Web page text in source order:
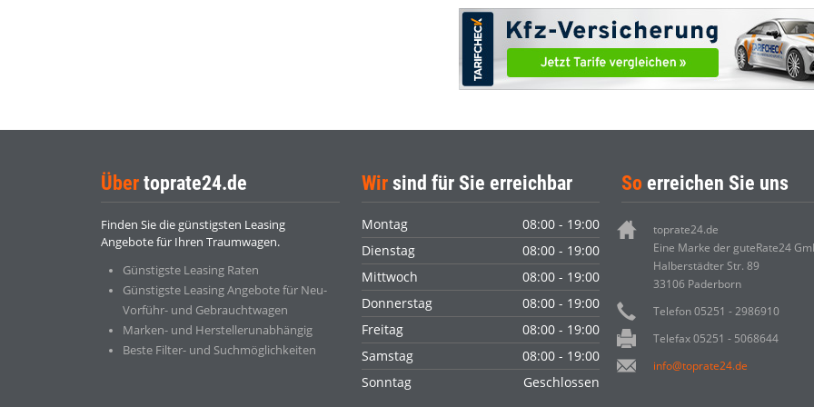
Über toprate24.de
Finden Sie die günstigsten Leasing
Angebote für Ihren Traumwagen.
Günstigste Leasing Raten
Günstigste Leasing Angebote für Neu-
Vorführ- und Gebrauchtwagen
Marken- und Herstellerunabhängig
Beste Filter- und Suchmöglichkeiten
Wirsind für Sie erreichbar
Montag
08:00 - 19:00
Dienstag
08:00 - 19:00
Mittwoch
08:00 - 19:00
Donnerstag
08:00 - 19:00
Freitag
08:00 - 19:00
Samstag
08:00 - 19:00
Sonntag
Geschlossen
So erreichen Sie uns
toprate24.de
Eine Marke der guteRate24
Halberstädter Str. 89
33106 Paderborn
Telefon 05251 - 2986910
Telefax 05251 - 5068644
info@toprate24.de